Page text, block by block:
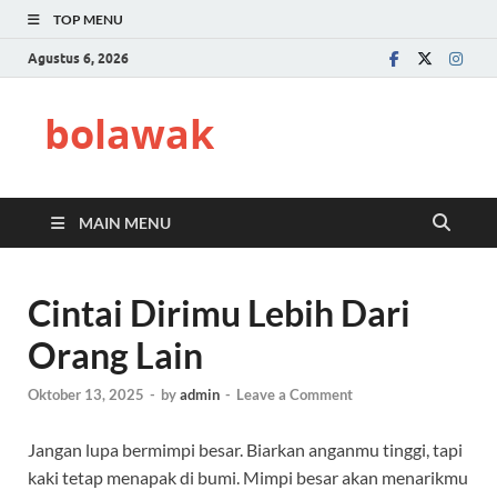
TOP MENU
Agustus 6, 2026
bolawak
MAIN MENU
Cintai Dirimu Lebih Dari
Orang Lain
Oktober 13, 2025 - byadmin - Leave a Comment
Jangan lupa bermimpi besar. Biarkan anganmu tinggi, tapi
kaki tetap menapak di bumi. Mimpi besar akan menarikmu